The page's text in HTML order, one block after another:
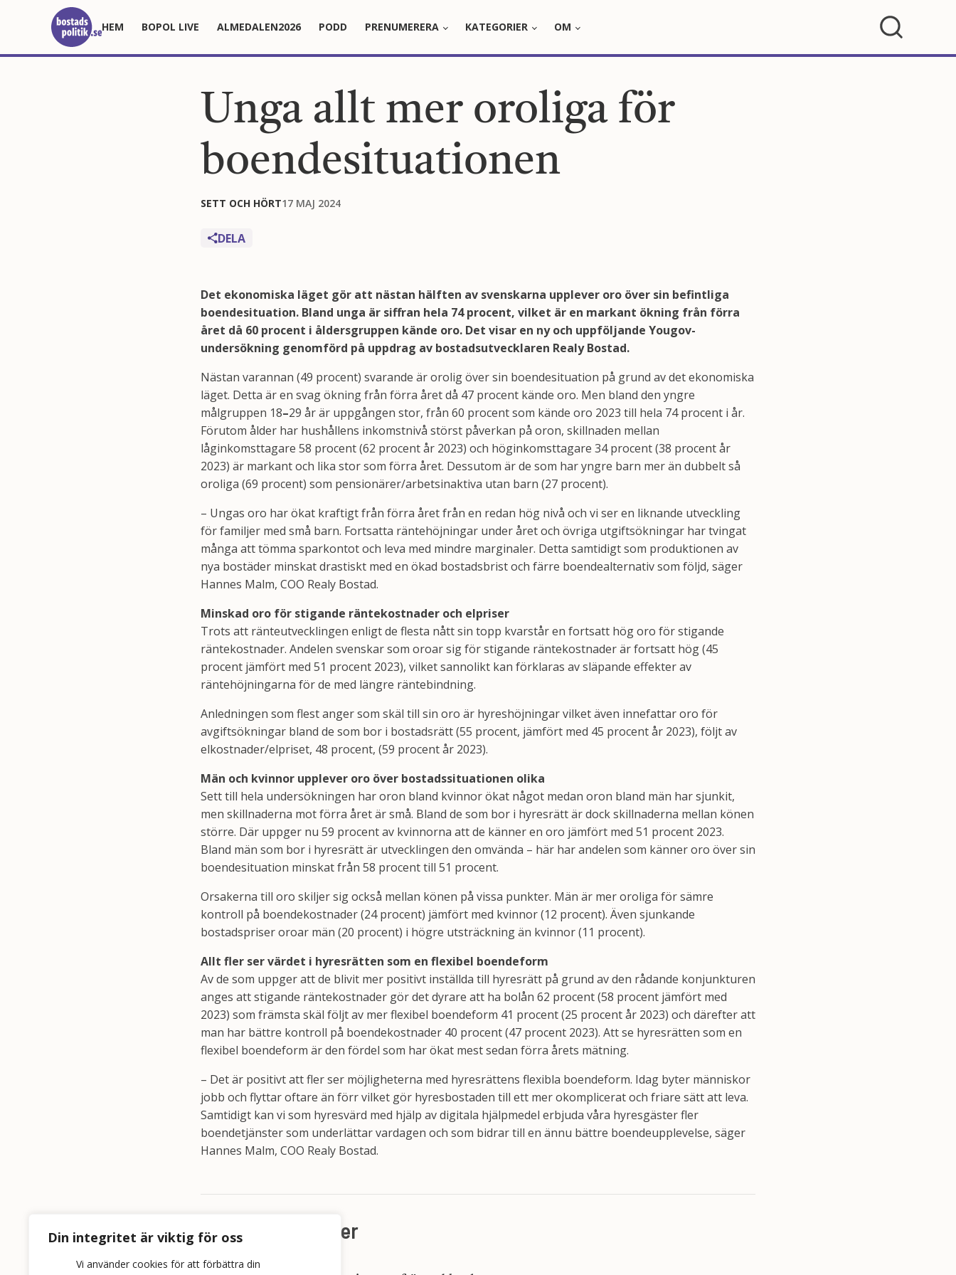
Din integritet är viktig för oss
Vi använder cookies för att förbättra din
HEM BOPOL LIVE ALMEDALEN2026 PODD PRENUMERERA KATEGORIER OM
Unga allt mer oroliga för
boendesituationen
SETT OCH HÖRT17 MAJ 2024
DELA
Det ekonomiska läget gör att nästan hälften av svenskarna upplever oro över sin befintliga
boendesituation. Bland unga är siffran hela 74 procent, vilket är en markant ökning från förra
året då 60 procent i åldersgruppen kände oro. Det visar en ny och uppföljande Yougov-
undersökning genomförd på uppdrag av bostadsutvecklaren Realy Bostad.
Nästan varannan (49 procent) svarande är orolig över sin boendesituation på grund av det ekonomiska
läget. Detta är en svag ökning från förra året då 47 procent kände oro. Men bland den yngre
målgruppen 18–29 år är uppgången stor, från 60 procent som kände oro 2023 till hela 74 procent i år.
Förutom ålder har hushållens inkomstnivå störst påverkan på oron, skillnaden mellan
låginkomsttagare 58 procent (62 procent år 2023) och höginkomsttagare 34 procent (38 procent år
2023) är markant och lika stor som förra året. Dessutom är de som har yngre barn mer än dubbelt så
oroliga (69 procent) som pensionärer/arbetsinaktiva utan barn (27 procent).
– Ungas oro har ökat kraftigt från förra året från en redan hög nivå och vi ser en liknande utveckling
för familjer med små barn. Fortsatta räntehöjningar under året och övriga utgiftsökningar har tvingat
många att tömma sparkontot och leva med mindre marginaler. Detta samtidigt som produktionen av
nya bostäder minskat drastiskt med en ökad bostadsbrist och färre boendealternativ som följd, säger
Hannes Malm, COO Realy Bostad.
Minskad oro för stigande räntekostnader och elpriser
Trots att ränteutvecklingen enligt de flesta nått sin topp kvarstår en fortsatt hög oro för stigande
räntekostnader. Andelen svenskar som oroar sig för stigande räntekostnader är fortsatt hög (45
procent jämfört med 51 procent 2023), vilket sannolikt kan förklaras av släpande effekter av
räntehöjningarna för de med längre räntebindning.
Anledningen som flest anger som skäl till sin oro är hyreshöjningar vilket även innefattar oro för
avgiftsökningar bland de som bor i bostadsrätt (55 procent, jämfört med 45 procent år 2023), följt av
elkostnader/elpriset, 48 procent, (59 procent år 2023).
Män och kvinnor upplever oro över bostadssituationen olika
Sett till hela undersökningen har oron bland kvinnor ökat något medan oron bland män har sjunkit,
men skillnaderna mot förra året är små. Bland de som bor i hyresrätt är dock skillnaderna mellan könen
större. Där uppger nu 59 procent av kvinnorna att de känner en oro jämfört med 51 procent 2023.
Bland män som bor i hyresrätt är utvecklingen den omvända – här har andelen som känner oro över sin
boendesituation minskat från 58 procent till 51 procent.
Orsakerna till oro skiljer sig också mellan könen på vissa punkter. Män är mer oroliga för sämre
kontroll på boendekostnader (24 procent) jämfört med kvinnor (12 procent). Även sjunkande
bostadspriser oroar män (20 procent) i högre utsträckning än kvinnor (11 procent).
Allt fler ser värdet i hyresrätten som en flexibel boendeform
Av de som uppger att de blivit mer positivt inställda till hyresrätt på grund av den rådande konjunkturen
anges att stigande räntekostnader gör det dyrare att ha bolån 62 procent (58 procent jämfört med
2023) som främsta skäl följt av mer flexibel boendeform 41 procent (25 procent år 2023) och därefter att
man har bättre kontroll på boendekostnader 40 procent (47 procent 2023). Att se hyresrätten som en
flexibel boendeform är den fördel som har ökat mest sedan förra årets mätning.
– Det är positivt att fler ser möjligheterna med hyresrättens flexibla boendeform. Idag byter människor
jobb och flyttar oftare än förr vilket gör hyresbostaden till ett mer okomplicerat och friare sätt att leva.
Samtidigt kan vi som hyresvärd med hjälp av digitala hjälpmedel erbjuda våra hyresgäster fler
boendetjänster som underlättar vardagen och som bidrar till en ännu bättre boendeupplevelse, säger
Hannes Malm, COO Realy Bostad.
Relaterade nyheter